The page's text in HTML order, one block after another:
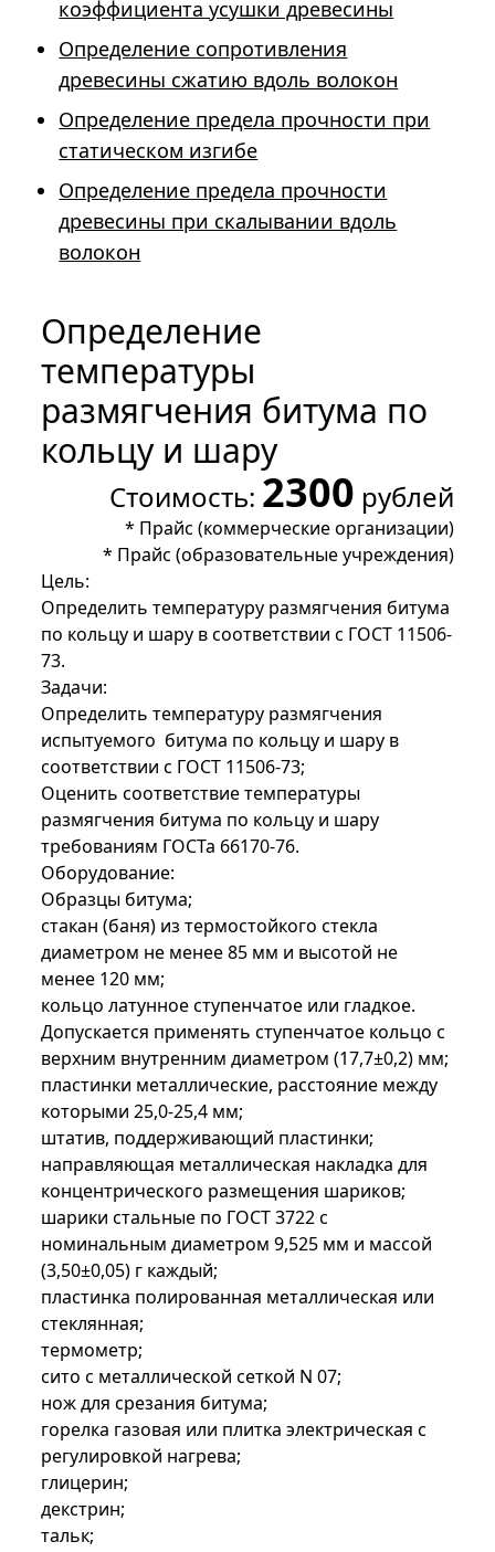
коэффициента усушки древесины
Определение сопротивления
древесины сжатию вдоль волокон
Определение предела прочности при
статическом изгибе
Определение предела прочности
древесины при скалывании вдоль
волокон
Определение
температуры
размягчения битума по
кольцу и шару
Стоимость: 2300 рублей
* Прайс (коммерческие организации)
* Прайс (образовательные учреждения)
Цель:
Определить температуру размягчения битума
по кольцу и шару в соответствии с ГОСТ 11506-
73.
Задачи:
Определить температуру размягчения
испытуемого битума по кольцу и шару в
соответствии с ГОСТ 11506-73;
Оценить соответствие температуры
размягчения битума по кольцу и шару
требованиям ГОСТа 66170-76.
Оборудование:
Образцы битума;
стакан (баня) из термостойкого стекла
диаметром не менее 85 мм и высотой не
менее 120 мм;
кольцо латунное ступенчатое или гладкое.
Допускается применять ступенчатое кольцо с
верхним внутренним диаметром (17,7±0,2) мм;
пластинки металлические, расстояние между
которыми 25,0-25,4 мм;
штатив, поддерживающий пластинки;
направляющая металлическая накладка для
концентрического размещения шариков;
шарики стальные по ГОСТ 3722 с
номинальным диаметром 9,525 мм и массой
(3,50±0,05) г каждый;
пластинка полированная металлическая или
стеклянная;
термометр;
сито с металлической сеткой N 07;
нож для срезания битума;
горелка газовая или плитка электрическая с
регулировкой нагрева;
глицерин;
декстрин;
тальк;